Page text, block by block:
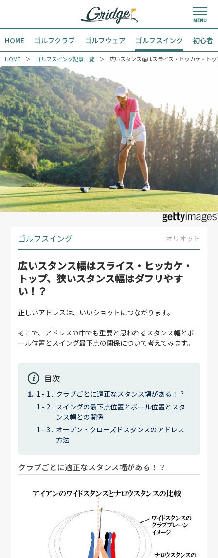
HOME ゴルフクラブ ゴルフウェア ゴルフスイング 初心者
HOME ゴルフスイング記事一覧 広いスタンス幅はスライス・ヒッカケ・ト
ゴルフスイング オリオット
広いスタンス幅はスライス・ヒッカケ・
トップ、狭いスタンス幅はダフリやす
い！？
正しいアドレスは、いいショットにつながります。
そこで、アドレスの中でも重要と思われるスタンス幅とボ
ール位置とスイング最下点の関係について考えてみます。
目次
クラブごとに適正なスタンス幅がある！？
スイングの最下点位置とボール位置とスタ
ンス幅との関係
オープン・クローズドスタンスのアドレス
方法
クラブごとに適正なスタンス幅がある！？